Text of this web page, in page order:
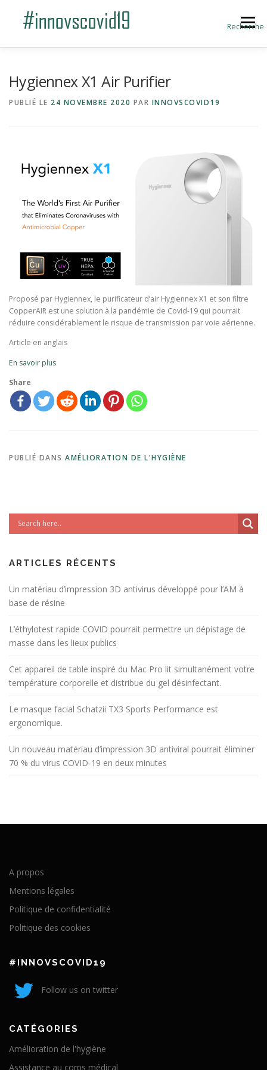
Recherche
Menu
Hygiennex X1 Air Purifier
PUBLIÉ LE 24 NOVEMBRE 2020 PAR INNOVSCOVID19
Proposé par Hygiennex, le purificateur d’air Hygiennex X1 et son filtre
CopperAIR est une solution à la pandémie de Covid-19 qui pourrait
réduire considérablement le risque de transmission par voie aérienne.
Article en anglais
En savoir plus
Share
PUBLIÉ DANS AMÉLIORATION DE L'HYGIÈNE
ARTICLES RÉCENTS
Un matériau d’impression 3D antivirus développé pour l’AM à
base de résine
L’éthylotest rapide COVID pourrait permettre un dépistage de
masse dans les lieux publics
Cet appareil de table inspiré du Mac Pro lit simultanément votre
température corporelle et distribue du gel désinfectant.
Le masque facial Schatzii TX3 Sports Performance est
ergonomique.
Un nouveau matériau d’impression 3D antiviral pourrait éliminer
70 % du virus COVID-19 en deux minutes
A propos
Mentions légales
Politique de confidentialité
Politique des cookies
#INNOVSCOVID19
Follow us on twitter
CATÉGORIES
Amélioration de l'hygiène
Assistance au corps médical